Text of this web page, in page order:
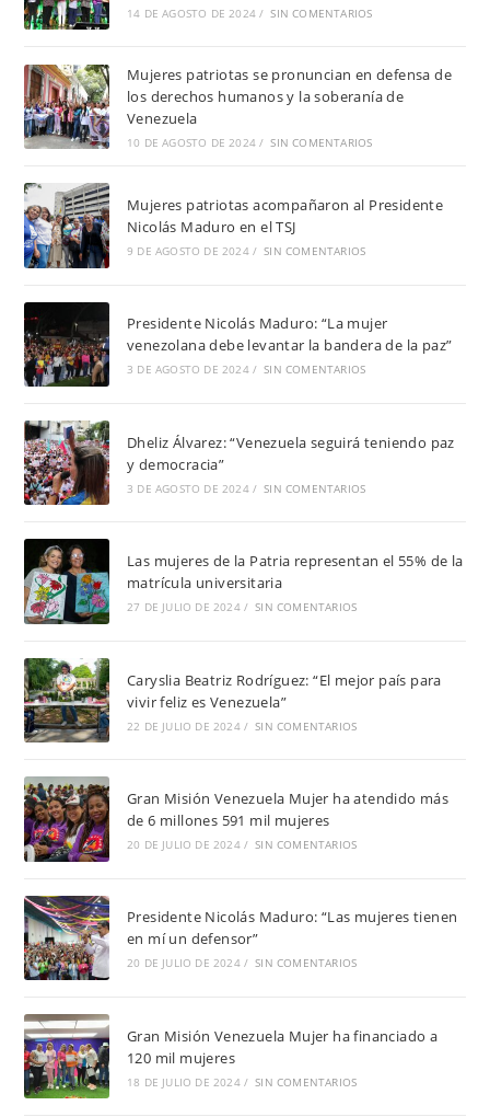
14 DE AGOSTO DE 2024 / SIN COMENTARIOS
Mujeres patriotas se pronuncian en defensa de
los derechos humanos y la soberanía de
Venezuela
10 DE AGOSTO DE 2024 / SIN COMENTARIOS
Mujeres patriotas acompañaron al Presidente
Nicolás Maduro en el TSJ
9 DE AGOSTO DE 2024 / SIN COMENTARIOS
Presidente Nicolás Maduro: “La mujer
venezolana debe levantar la bandera de la paz”
3 DE AGOSTO DE 2024 / SIN COMENTARIOS
Dheliz Álvarez: “Venezuela seguirá teniendo paz
y democracia”
3 DE AGOSTO DE 2024 / SIN COMENTARIOS
Las mujeres de la Patria representan el 55% de la
matrícula universitaria
27 DE JULIO DE 2024 / SIN COMENTARIOS
Caryslia Beatriz Rodríguez: “El mejor país para
vivir feliz es Venezuela”
22 DE JULIO DE 2024 / SIN COMENTARIOS
Gran Misión Venezuela Mujer ha atendido más
de 6 millones 591 mil mujeres
20 DE JULIO DE 2024 / SIN COMENTARIOS
Presidente Nicolás Maduro: “Las mujeres tienen
en mí un defensor”
20 DE JULIO DE 2024 / SIN COMENTARIOS
Gran Misión Venezuela Mujer ha financiado a
120 mil mujeres
18 DE JULIO DE 2024 / SIN COMENTARIOS